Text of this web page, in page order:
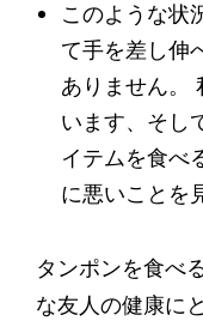
このような状
て手を差し伸
ありません。
います、そし
イテムを食べ
に悪いことを
タンポンを食べ
な友人の健康に